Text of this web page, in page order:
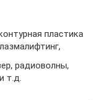
пластика
радиоволны,
т.д.